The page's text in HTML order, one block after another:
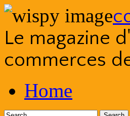
Le magazine
commerces
to
contentHome